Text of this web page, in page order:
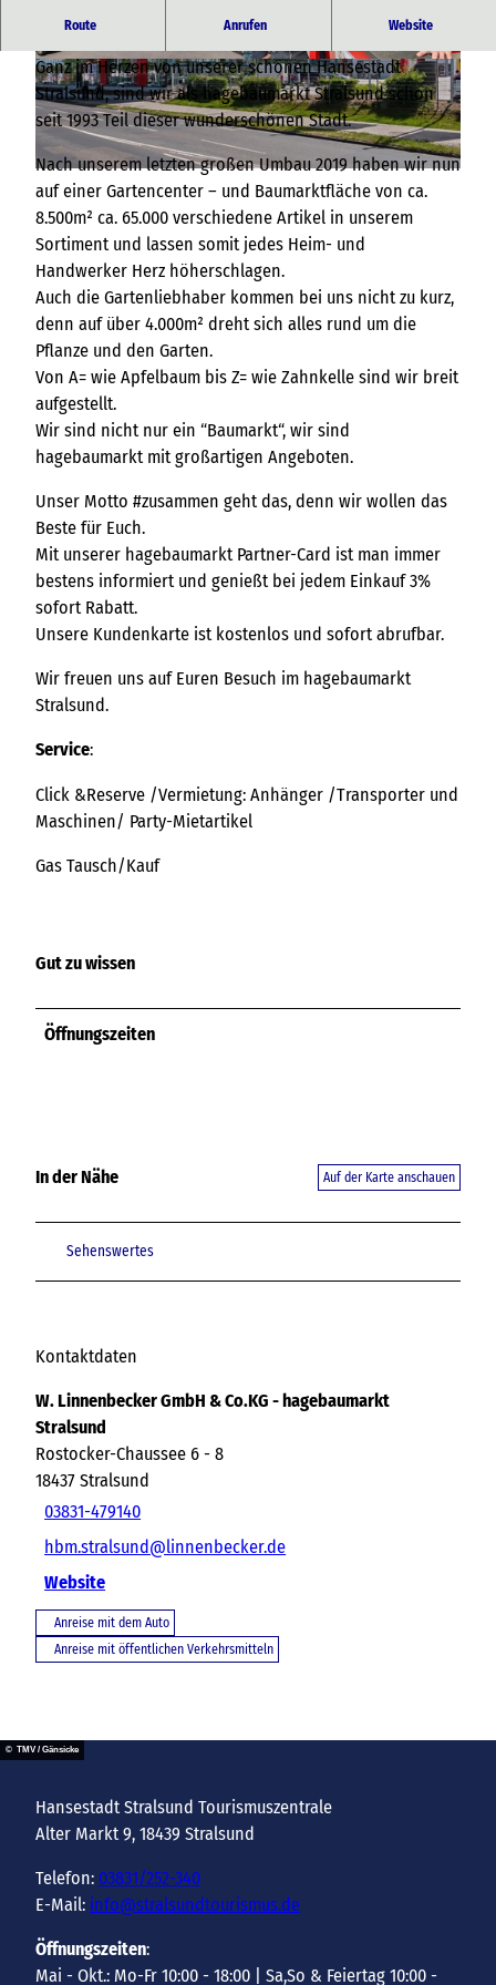
CC-BY-NC-SA
© Linnenbecker GmbH & Co. | CC-BY-NC-SA © Linnenbecker GmbH & Co. |CC-BY-NC-SA
Route Anrufen Website
Hier schlägt das Heimwerker- und Gärtnerherz höher.
Ganz im Herzen von unserer schönen Hansestadt
Stralsund, sind wir als hagebaumarkt Stralsund schon
seit 1993 Teil dieser wunderschönen Stadt.
Nach unserem letzten großen Umbau 2019 haben wir nun
auf einer Gartencenter – und Baumarktfläche von ca.
8.500m² ca. 65.000 verschiedene Artikel in unserem
Sortiment und lassen somit jedes Heim- und
Handwerker Herz höherschlagen.
Auch die Gartenliebhaber kommen bei uns nicht zu kurz,
denn auf über 4.000m² dreht sich alles rund um die
Pflanze und den Garten.
Von A= wie Apfelbaum bis Z= wie Zahnkelle sind wir breit
aufgestellt.
Wir sind nicht nur ein “Baumarkt“, wir sind
hagebaumarkt mit großartigen Angeboten.
Unser Motto #zusammen geht das, denn wir wollen das
Beste für Euch.
Mit unserer hagebaumarkt Partner-Card ist man immer
bestens informiert und genießt bei jedem Einkauf 3%
sofort Rabatt.
Unsere Kundenkarte ist kostenlos und sofort abrufbar.
Wir freuen uns auf Euren Besuch im hagebaumarkt
Stralsund.
Service:
Click &Reserve /Vermietung: Anhänger /Transporter und
Maschinen/ Party-Mietartikel
Gas Tausch/Kauf
Gut zu wissen
Öffnungszeiten
In der Nähe Auf der Karte anschauen
Sehenswertes
Kontaktdaten
W. Linnenbecker GmbH & Co.KG - hagebaumarkt
Stralsund
Rostocker-Chaussee 6 - 8
18437 Stralsund
03831-479140
hbm.stralsund@linnenbecker.de
Website
Anreise mit dem Auto
Anreise mit öffentlichen Verkehrsmitteln
© TMV / Gänsicke
Hansestadt Stralsund Tourismuszentrale
Alter Markt 9, 18439 Stralsund
Telefon: 03831/252-340
E-Mail: info@stralsundtourismus.de
Öffnungszeiten:
Mai - Okt.: Mo-Fr 10:00 - 18:00 | Sa,So & Feiertag 10:00 -